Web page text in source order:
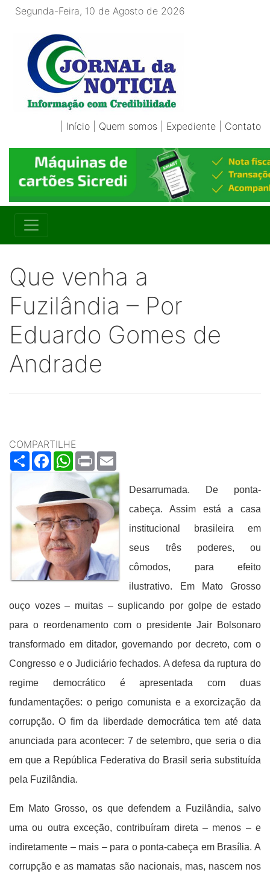
Segunda-Feira, 10 de Agosto de 2026
Início Quem somos Expediente Contato
Que venha a
Fuzilândia – Por
Eduardo Gomes de
Andrade
COMPARTILHE
ShareFacebookWhatsApp
Print
Desarrumada. De ponta-
cabeça. Assim está a casa
institucional brasileira em
seus três poderes, ou
cômodos, para efeito
ilustrativo. Em Mato Grosso
ouço vozes – muitas – suplicando por golpe de estado
para o reordenamento com o presidente Jair Bolsonaro
transformado em ditador, governando por decreto, com o
Congresso e o Judiciário fechados. A defesa da ruptura do
regime democrático é apresentada com duas
fundamentações: o perigo comunista e a exorcização da
corrupção. O fim da liberdade democrática tem até data
anunciada para acontecer: 7 de setembro, que seria o dia
em que a República Federativa do Brasil seria substituída
pela Fuzilândia.
Em Mato Grosso, os que defendem a Fuzilândia, salvo
uma ou outra exceção, contribuíram direta – menos – e
indiretamente – mais – para o ponta-cabeça em Brasília. A
corrupção e as mamatas são nacionais, mas, nascem nos